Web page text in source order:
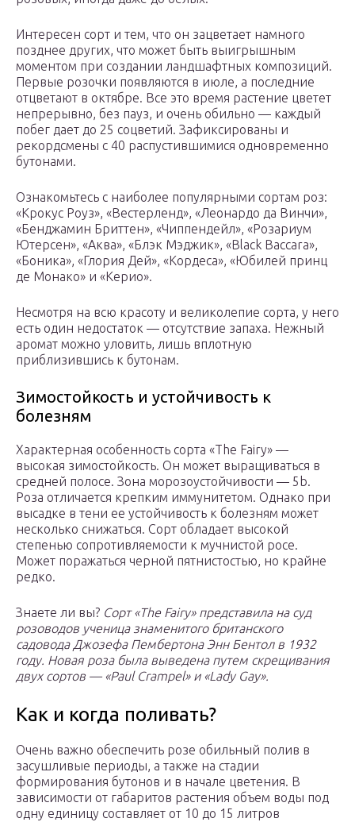
Интересен сорт и тем, что он зацветает намного
позднее других, что может быть выигрышным
моментом при создании ландшафтных композиций.
Первые розочки появляются в июле, а последние
отцветают в октябре. Все это время растение цветет
непрерывно, без пауз, и очень обильно — каждый
побег дает до 25 соцветий. Зафиксированы и
рекордсмены с 40 распустившимися одновременно
бутонами.
Ознакомьтесь с наиболее популярными сортам роз:
«Крокус Роуз», «Вестерленд», «Леонардо да Винчи»,
«Бенджамин Бриттен», «Чиппендейл», «Розариум
Ютерсен», «Аква», «Блэк Мэджик», «Black Baccara»,
«Боника», «Глория Дей», «Кордеса», «Юбилей принц
де Монако» и «Керио».
Несмотря на всю красоту и великолепие сорта, у него
есть один недостаток — отсутствие запаха. Нежный
аромат можно уловить, лишь вплотную
приблизившись к бутонам.
Зимостойкость и устойчивость к
болезням
Характерная особенность сорта «The Fairy» —
высокая зимостойкость. Он может выращиваться в
средней полосе. Зона морозоустойчивости — 5b.
Роза отличается крепким иммунитетом. Однако при
высадке в тени ее устойчивость к болезням может
несколько снижаться. Сорт обладает высокой
степенью сопротивляемости к мучнистой росе.
Может поражаться черной пятнистостью, но крайне
редко.
Знаете ли вы? Сорт «The Fairy» представила на суд
розоводов ученица знаменитого британского
садовода Джозефа Пембертона Энн Бентол в 1932
году. Новая роза была выведена путем скрещивания
двух сортов — «Paul Crampel» и «Lady Gay».
Как и когда поливать?
Очень важно обеспечить розе обильный полив в
засушливые периоды, а также на стадии
формирования бутонов и в начале цветения. В
зависимости от габаритов растения объем воды под
одну единицу составляет от 10 до 15 литров